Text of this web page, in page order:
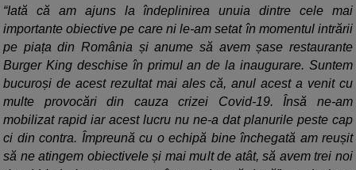
“Iată că am ajuns la îndeplinirea unuia dintre cele mai
importante obiective pe care ni le-am setat în momentul intrării
pe piața din România și anume să avem șase restaurante
Burger King deschise în primul an de la inaugurare. Suntem
bucuroși de acest rezultat mai ales că, anul acest a venit cu
multe provocări din cauza crizei Covid-19. Însă ne-am
mobilizat rapid iar acest lucru nu ne-a dat planurile peste cap
ci din contra. Împreună cu o echipă bine închegată am reușit
să ne atingem obiectivele și mai mult de atât, să avem trei noi